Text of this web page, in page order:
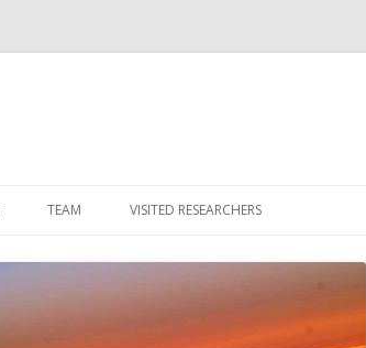
TEAM VISITED RESEARCHERS